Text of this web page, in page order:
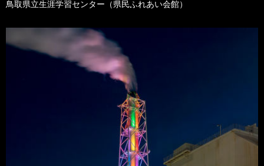
鳥取県立生涯学習センター（県民ふれあい会館）